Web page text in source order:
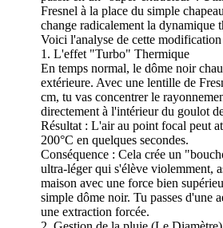
Fresnel à la place du simple
change radicalement la dynamique
Voici l'analyse de cette modification
1. L'effet "Turbo" Thermique
En temps normal, le dôme noir
extérieure. Avec une lentille de
cm, tu vas concentrer le
directement à l'intérieur du goulot
Résultat : L'air au point focal peut
200°C en quelques secondes.
Conséquence : Cela crée un
ultra-léger qui s'élève violemment,
maison avec une force bien
simple dôme noir. Tu passes d'une
une extraction forcée.